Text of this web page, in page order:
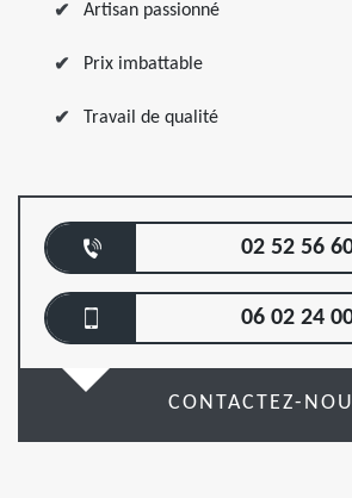
Artisan passionné
Prix imbattable
Travail de qualité
02 52 56
06 02 24
CONTACTEZ-